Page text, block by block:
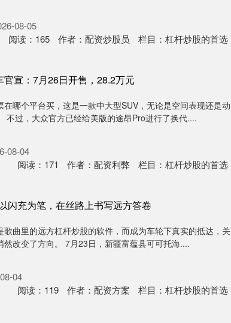
08-05
阅读： 165 作者： 配资炒股员 栏目： 杠杆炒股的首选
宣：7月26日开售，28.2万元
哪个平台买，这是一款中大型SUV，无论是空间表现还是动
不过，大众官方已经给美版的途昂Pro进行了换代....
08-04
阅读： 171 作者： 配资利弊 栏目： 杠杆炒股的首选
闪充为笔，在丝路上书写远方答卷
歌曲里的远方杠杆炒股的软件，而成为车轮下真实的抵达，关
改变了方向。 7月23日，新疆富蕴县可可托海....
04
阅读： 119 作者： 配资方案 栏目： 杠杆炒股的首选